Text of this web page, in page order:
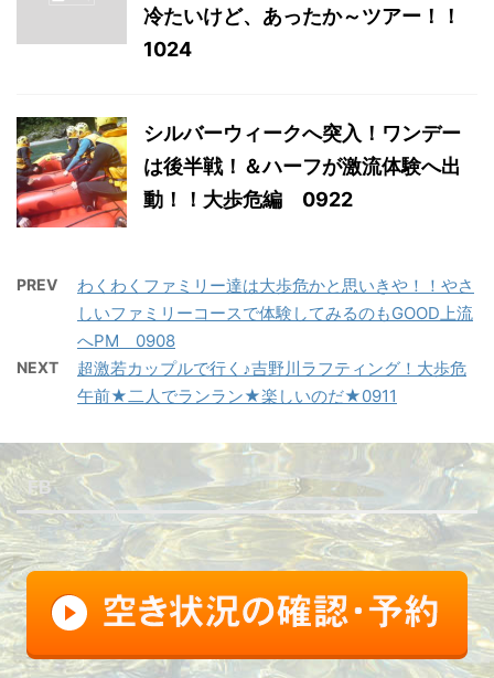
冷たいけど、あったか～ツアー！！
1024
シルバーウィークへ突入！ワンデー
は後半戦！＆ハーフが激流体験へ出
動！！大歩危編 0922
PREV
わくわくファミリー達は大歩危かと思いきや！！やさ
しいファミリーコースで体験してみるのもGOOD上流
へPM 0908
NEXT
超激若カップルで行く♪吉野川ラフティング！大歩危
午前★二人でランラン★楽しいのだ★0911
FB